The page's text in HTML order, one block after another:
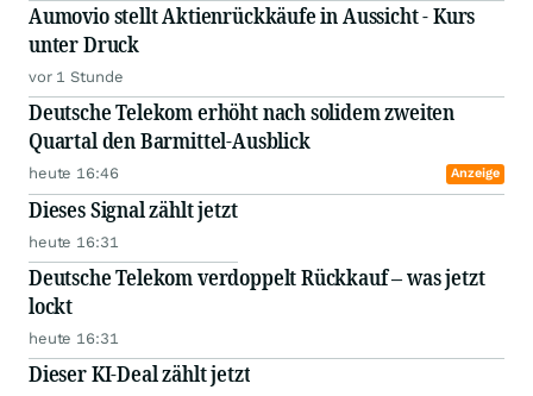
Aumovio stellt Aktienrückkäufe in Aussicht - Kurs
unter Druck
vor 1 Stunde
Deutsche Telekom erhöht nach solidem zweiten
Quartal den Barmittel-Ausblick
heute 16:46 Anzeige
Dieses Signal zählt jetzt
heute 16:31
Deutsche Telekom verdoppelt Rückkauf – was jetzt
lockt
heute 16:31
Dieser KI-Deal zählt jetzt